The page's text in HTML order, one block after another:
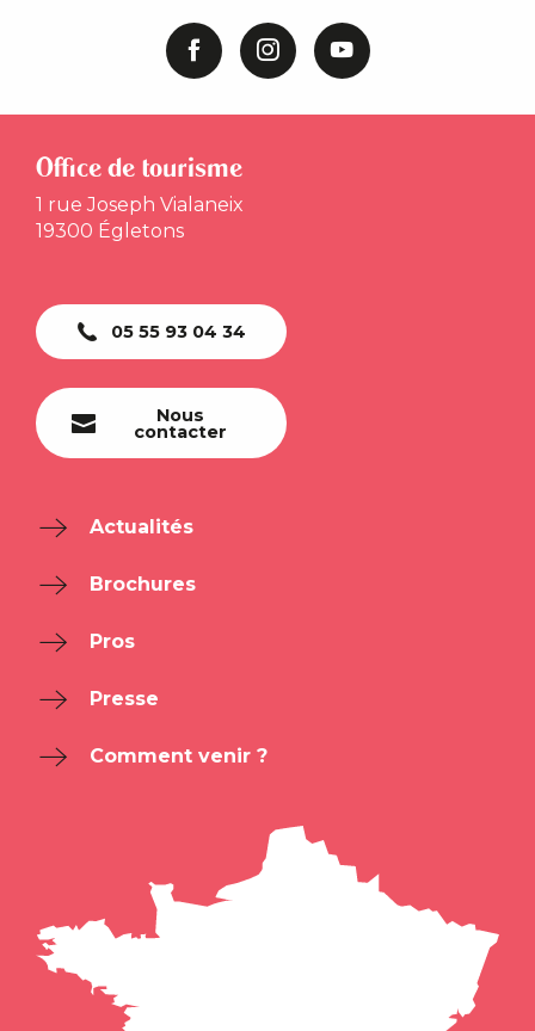
Office de tourisme
1 rue Joseph Vialaneix
19300 Égletons
05 55 93 04 34
Nous
contacter
Actualités
Brochures
Pros
Presse
Comment venir ?